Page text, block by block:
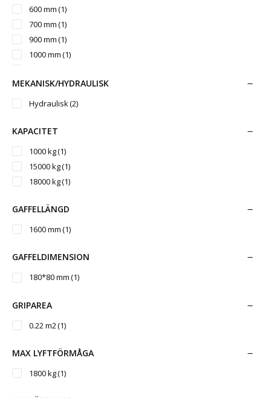
600 mm(1)
700 mm(1)
900 mm(1)
1000 mm(1)
1400 mm(1)
2000 mm(1)
MEKANISK/HYDRAULISK
Hydraulisk(2)
KAPACITET
1000 kg(1)
15000 kg(1)
18000 kg(1)
GAFFELLÄNGD
1600 mm(1)
GAFFELDIMENSION
180*80 mm(1)
GRIPAREA
0.22 m2(1)
MAX LYFTFÖRMÅGA
1800 kg(1)